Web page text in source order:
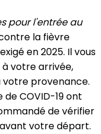
pour l'entrée au
la fièvre
en 2025. Il vous
votre arrivée,
votre provenance.
COVID-19 ont
de vérifier
votre départ.